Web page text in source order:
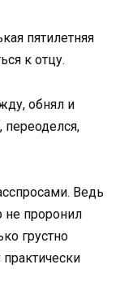
пятилетняя
к отцу.
обнял и
переоделся,
Ведь
не проронил
грустно